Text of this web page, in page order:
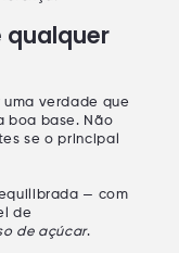
qualquer
verdade que
boa base . Não
se o principal
— com
de
de açúcar.